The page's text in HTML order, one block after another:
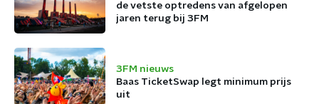
de vetste optredens van afgelopen
jaren terug bij 3FM
3FM nieuws
Baas TicketSwap legt minimum prijs
uit